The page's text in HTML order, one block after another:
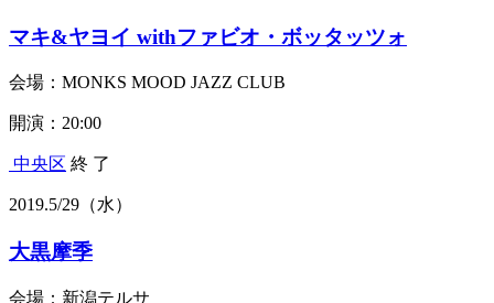
マキ&ヤヨイ withファビオ・ボッタッツォ
会場：MONKS MOOD JAZZ CLUB
開演：20:00
中央区 終 了
2019.5/29 （水）
大黒摩季
会場：新潟テルサ